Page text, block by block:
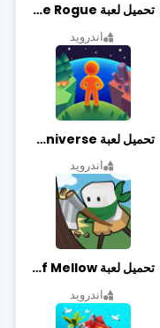
تحميل لعبة Earn to Die Rogue مهكرة اخر اصدار
اندرويد
تحميل لعبة My Little Universe مهكرة أخر إصدار
اندرويد
تحميل لعبة Life of Mellow مهكرة أخر إصدار
اندرويد